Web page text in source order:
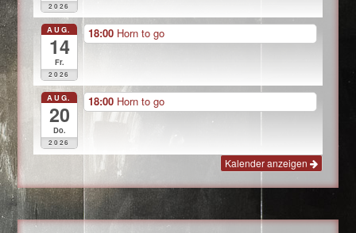
2026
AUG.
14
Fr.
2026
18:00 Horn to go
AUG.
20
Do.
2026
18:00 Horn to go
Kalender anzeigen